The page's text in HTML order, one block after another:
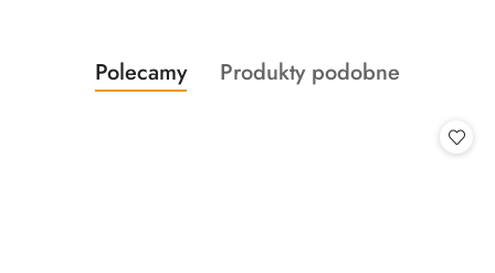
Pomiń karuzelę produktów
Produkty
o
Polecamy
Produkty
Produkty podobne